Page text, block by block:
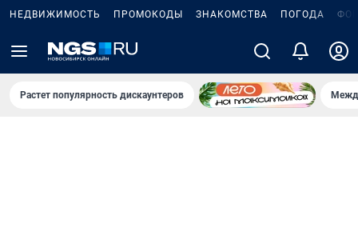
НЕДВИЖИМОСТЬ ПРОМОКОДЫ ЗНАКОМСТВА ПОГОДА
Растет популярность дискаунтеров